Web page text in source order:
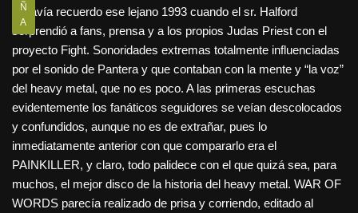
Ñ
A
Todavía recuerdo ese lejano 1993 cuando el sr. Halford
sorprendió a fans, prensa y a los propios Judas Priest con el
proyecto Fight. Sonoridades extremas totalmente influenciadas
por el sonido de Pantera y que contaban con la mente y “la voz”
del heavy metal, que no es poco. A las primeras escuchas
evidentemente los fanáticos seguidores se veían descolocados
y confundidos, aunque no es de extrañar, pues lo
inmediatamente anterior con que compararlo era el
PAINKILLER, y claro, todo palidece con el que quizá sea, para
muchos, el mejor disco de la historia del heavy metal. WAR OF
WORDS parecía realizado de prisa y corriendo, editado al